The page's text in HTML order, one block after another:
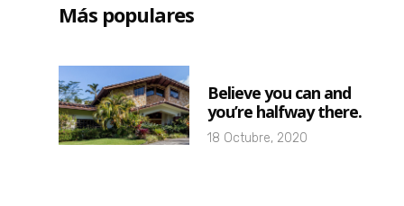
Más populares
Believe you can and
you’re halfway there.
18 Octubre, 2020